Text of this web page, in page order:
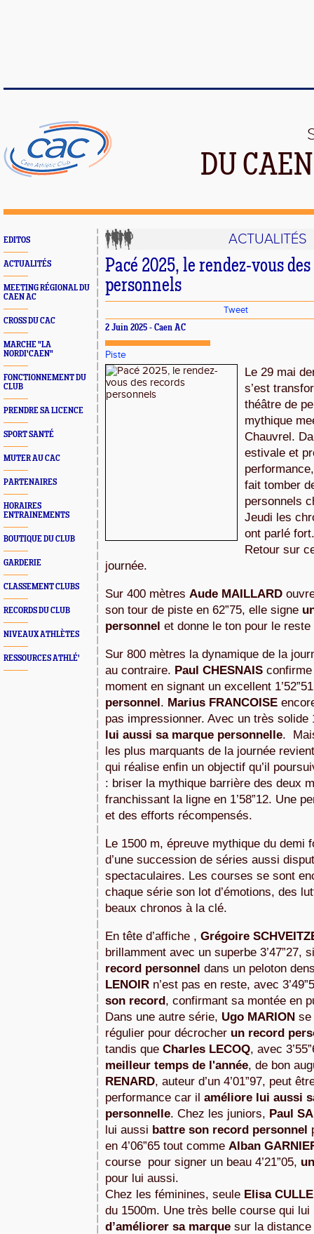
DU
EDITOS
ACTUALITÉS
MEETING RÉGIONAL DU
CAEN AC
CROSS DU CAC
MARCHE "LA
NORDI'CAEN"
FONCTIONNEMENT DU
CLUB
PRENDRE SA LICENCE
SPORT SANTÉ
MUTER AU CAC
PARTENAIRES
HORAIRES
ENTRAINEMENTS
BOUTIQUE DU CLUB
GARDERIE
CLASSEMENT CLUBS
RECORDS DU CLUB
NIVEAUX ATHLÈTES
RESSOURCES ATHLÉ'
ACTUALITÉS
Pacé 2025, le rendez-vous
personnels
Tweet
2 Juin 2025 - Caen AC
Piste
Le 29 mai
s’est
théâtre de
mythique
Chauvrel.
estivale et
fait tomber
personnels
Jeudi les
ont parlé
Retour sur
journée.
Sur 400 mètres Aude MAILLARD
son tour de piste en 62”75, elle signe
personnel et donne le ton pour le
Sur 800 mètres la dynamique de la
au contraire. Paul CHESNAIS
moment en signant un excellent
personnel. Marius FRANCOISE
pas impressionner. Avec un très solide
lui aussi sa marque personnelle.
les plus marquants de la journée
qui réalise enfin un objectif qu’il
: briser la mythique barrière des deux
franchissant la ligne en 1’58”12. Une
et des efforts récompensés.
Le 1500 m, épreuve mythique du demi
d’une succession de séries aussi
spectaculaires. Les courses se sont
chaque série son lot d’émotions, des
beaux chronos à la clé.
En tête d’affiche , Grégoire
brillamment avec un superbe 3’47”27,
record personnel dans un peloton
LENOIR n’est pas en reste, avec
son record, confirmant sa montée en
Dans une autre série, Ugo MARION se
régulier pour décrocher un record
tandis que Charles LECOQ, avec
meilleur temps de l'année, de bon
RENARD, auteur d’un 4’01”97, peut
performance car il améliore lui aussi
personnelle. Chez les juniors, Paul
lui aussi battre son record personnel
en 4’06”65 tout comme Alban
course pour signer un beau 4’21”05,
pour lui aussi.
Chez les féminines, seule Elisa
du 1500m. Une très belle course qui
d’améliorer sa marque sur la distance